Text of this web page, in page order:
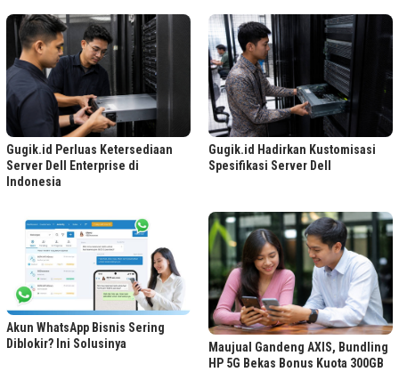
Gugik.id Perluas Ketersediaan
Server Dell Enterprise di
Indonesia
Gugik.id Hadirkan Kustomisasi
Spesifikasi Server Dell
Akun WhatsApp Bisnis Sering
Diblokir? Ini Solusinya
Maujual Gandeng AXIS, Bundling
HP 5G Bekas Bonus Kuota 300GB